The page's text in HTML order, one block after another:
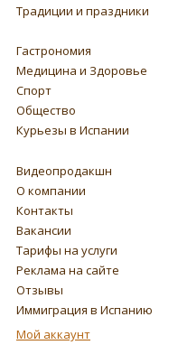
Традиции и праздники
Гастрономия
Медицина и Здоровье
Спорт
Общество
Курьезы в Испании
Видеопродакшн
О компании
Контакты
Вакансии
Тарифы на услуги
Реклама на сайте
Отзывы
Иммиграция в Испанию
Мой аккаунт